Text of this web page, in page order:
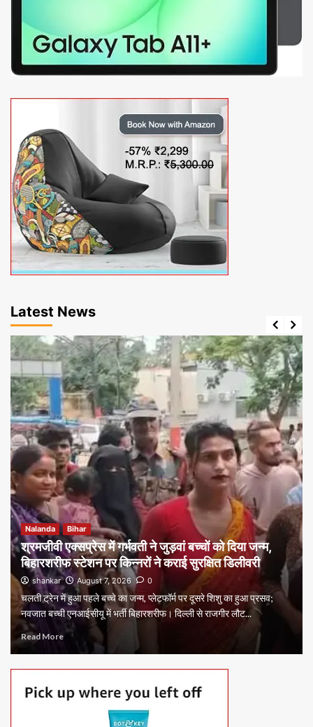
Latest News
Nalanda Bihar
श्रमजीवी एक्सप्रेस में गर्भवती ने जुड़वां बच्चों को दिया जन्म,
बिहारशरीफ स्टेशन पर किन्नरों ने कराई सुरक्षित डिलीवरी
shankar August 7, 2026 0
चलती ट्रेन में हुआ पहले बच्चे का जन्म, प्लेटफॉर्म पर दूसरे शिशु का हुआ प्रसव;
नवजात बच्ची एनआईसीयू में भर्ती बिहारशरीफ। दिल्ली से राजगीर लौट...
Read More